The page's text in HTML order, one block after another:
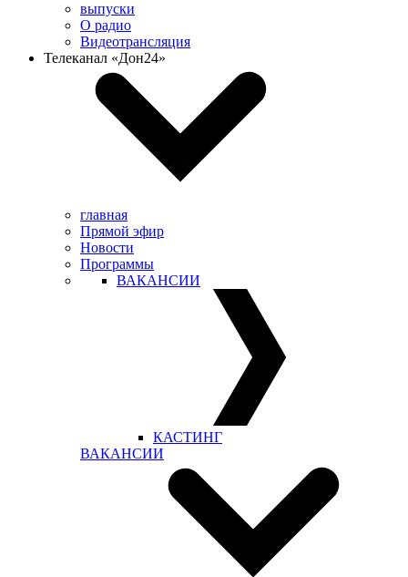
выпуски
О радио
Видеотрансляция
Телеканал «Дон24»
главная
Прямой эфир
Новости
Программы
ВАКАНСИИ
КАСТИНГ
ВАКАНСИИ